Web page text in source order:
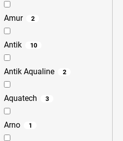
Amur 2
Antik 10
Antik Aqualine 2
Aquatech 3
Arno 1